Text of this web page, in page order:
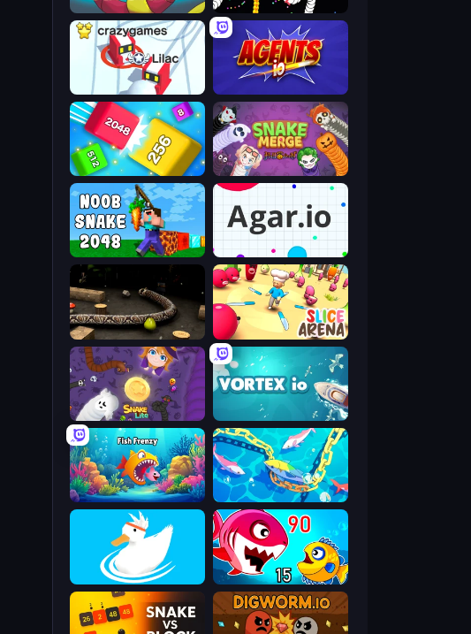
Worms.io
Dragon.io
Agents.io
Snowball.io
Snake Merge: Idle & io Zone
Qube 2048
Agar.io
Noob Snake 2048
Slice Arena
Snake 3D
Vortex.io
Snake Lite
Deep Sea Duel
Fish Frenzy
Fish Eat Getting Big
Ducklings